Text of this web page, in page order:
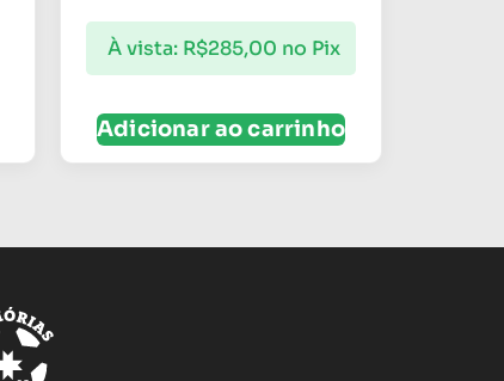
À vista: R$285,00 no Pix
Adicionar ao carrinho